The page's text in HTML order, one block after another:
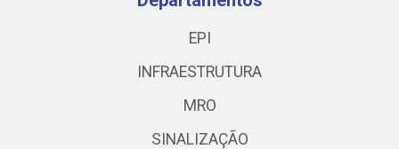
EPI
INFRAESTRUTURA
MRO
SINALIZAÇÃO